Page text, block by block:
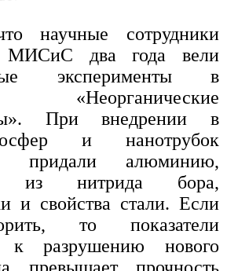
научные сотрудники
МИСиС два года вели
эксперименты в
«Неорганические
При внедрении в
и нанотрубок
придали алюминию,
из нитрида бора,
и свойства стали. Если
то показатели
к разрушению нового